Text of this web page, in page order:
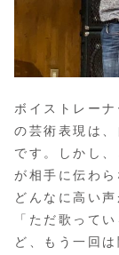
ボイストレー
の芸術表現は
です。しかし
が相手に伝わ
どんなに高い
「ただ歌って
ど、もう一回